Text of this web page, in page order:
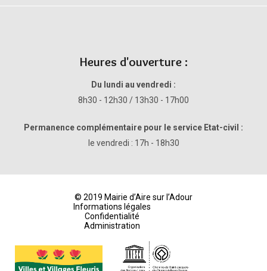
Heures d'ouverture :
Du lundi au vendredi :
8h30 - 12h30 / 13h30 - 17h00
Permanence complémentaire pour le service Etat-civil :
le vendredi : 17h - 18h30
© 2019 Mairie d’Aire sur l’Adour
Informations légales
Confidentialité
Administration